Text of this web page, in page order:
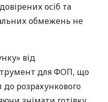
осіб та
обмежень не
від
для ФОП, що
розрахункового